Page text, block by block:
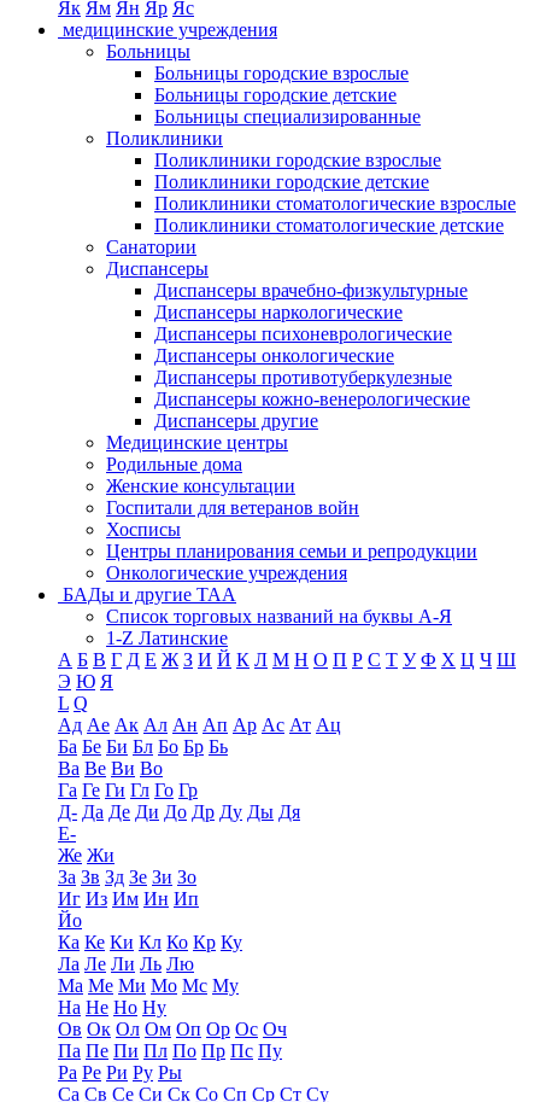
Як Ям Ян Яр Яс
медицинские учреждения
Больницы
Больницы городские взрослые
Больницы городские детские
Больницы специализированные
Поликлиники
Поликлиники городские взрослые
Поликлиники городские детские
Поликлиники стоматологические взрослые
Поликлиники стоматологические детские
Санатории
Диспансеры
Диспансеры врачебно-физкультурные
Диспансеры наркологические
Диспансеры психоневрологические
Диспансеры онкологические
Диспансеры противотуберкулезные
Диспансеры кожно-венерологические
Диспансеры другие
Медицинские центры
Родильные дома
Женские консультации
Госпитали для ветеранов войн
Хосписы
Центры планирования семьи и репродукции
Онкологические учреждения
БАДы и другие ТАА
Список торговых названий на буквы А-Я
1-Z Латинские
А Б В Г Д Е Ж З И Й К Л М Н О П Р С Т У Ф Х Ц Ч Ш
Э Ю Я
L Q
Ад Ае Ак Ал Ан Ап Ар Ас Ат Ац
Ба Бе Би Бл Бо Бр Бь
Ва Ве Ви Во
Га Ге Ги Гл Го Гр
Д- Да Де Ди До Др Ду Ды Дя
Е-
Же Жи
За Зв Зд Зе Зи Зо
Иг Из Им Ин Ип
Йо
Ка Ке Ки Кл Ко Кр Ку
Ла Ле Ли Ль Лю
Ма Ме Ми Мо Мс Му
На Не Но Ну
Ов Ок Ол Ом Оп Ор Ос Оч
Па Пе Пи Пл По Пр Пс Пу
Ра Ре Ри Ру Ры
Са Св Се Си Ск Со Сп Ср Ст Су